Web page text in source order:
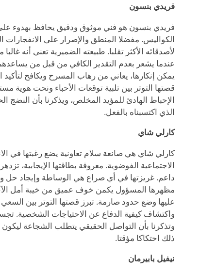
فريدي بنسون
فريدي بنسون هو فني موثوق ودقيق يحافظ بهدوء
الكواليس. مفضلا المنطق والإصرار على الانفجارات
لأصدقائه الأكثر تقلبا. طبيعته الضميرية تعني أنه
عندما يشعر بعدم التقدير الكافي من قبل من
يمكن إنكارها، يعاني من رهاب المسرح ويكافح لتأكيد
قصتها التوتر بين تلبية توقعات الأحباء ونحت هوية
الإحباط الهادئ للمؤيد المخلص، ويذكرنا بأن النضج
الذي اكتسبناه بالفعل.
كارلي شاي
كارلي شاي هي صانعة سلام تعاونية يضع رغبتها في
الاجتماعية الفوضوية. معروفة بطاقتها الإيجابية،
داعم. غريزتها في أي صراع هي الوساطة وإيجاد حل
مظهرها المسؤول يكمن خوف عميق من خيبة أمل
عليها وضع حدود صارمة. تبرز قصتها التوتر بين
واكتشاف كيفية الدفاع عن الاحتياجات الشخصية.
وتذكرنا بأن التواصل الحقيقي يتطلب الشجاعة
ذلك احتكاكا مؤقتا.
نيفيل بابيرمان